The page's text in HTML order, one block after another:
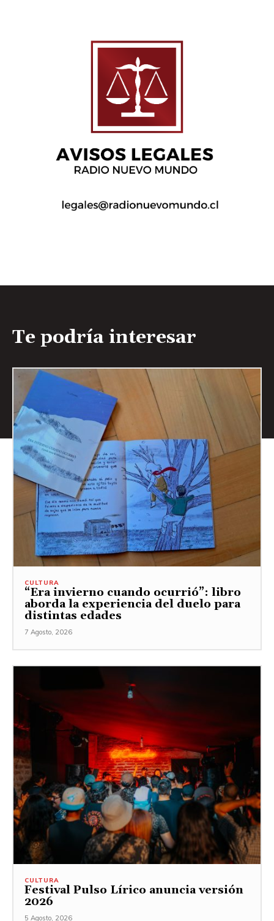
Te podría interesar
CULTURA
“Era invierno cuando ocurrió”: libro
aborda la experiencia del duelo para
distintas edades
7 Agosto, 2026
CULTURA
Festival Pulso Lírico anuncia versión
2026
5 Agosto, 2026